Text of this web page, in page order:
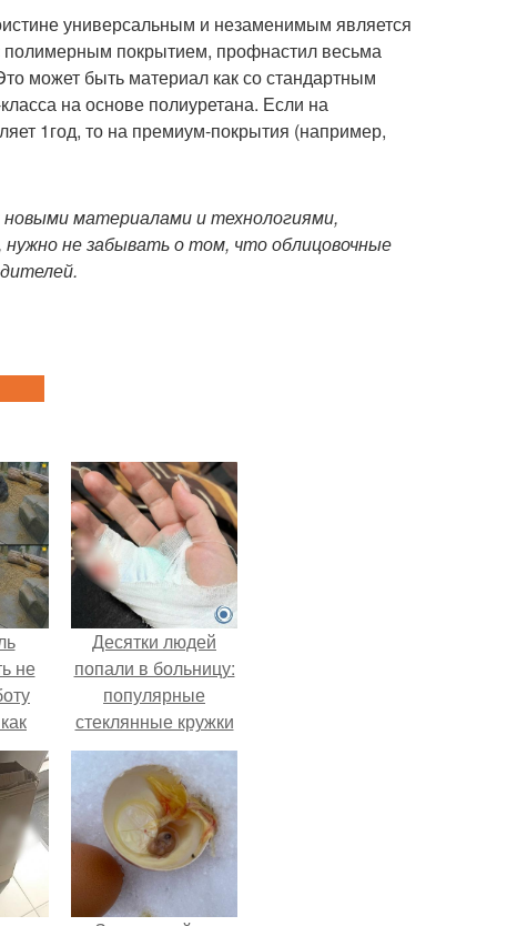
универсальным и незаменимым является
полимерным покрытием, профнастил весьма
может быть материал как со стандартным
на основе полиуретана. Если на
1год, то на премиум-покрытия (например,
материалами и технологиями,
не забывать о том, что облицовочные
не
в
Десятки людей
попали в больницу:
популярные
стеклянные кружки
с двойными
стенками
взрываются при
мытье.